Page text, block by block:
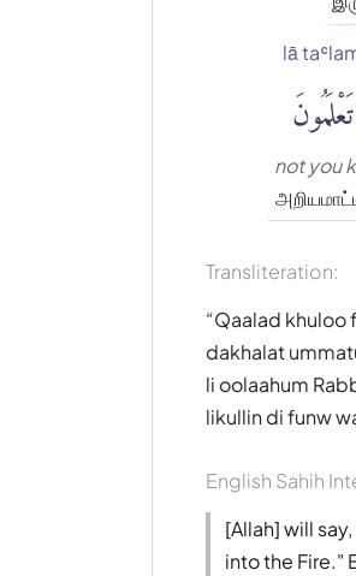
lā
not you
Transliteration:
Qaalad khuloo
dakhalat
li oolaahum
likullin di funw
English Sahih
[Allah] will
into the Fire."